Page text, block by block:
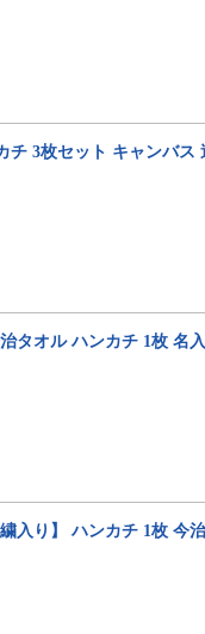
チ 3枚セット キャンバス
タオル ハンカチ 1枚 名
入り】 ハンカチ 1枚 今